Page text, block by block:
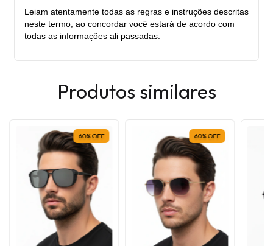
Leiam atentamente todas as regras e instruções descritas
neste termo, ao concordar você estará de acordo com
todas as informações ali passadas.
Produtos similares
60%OFF 60%OFF